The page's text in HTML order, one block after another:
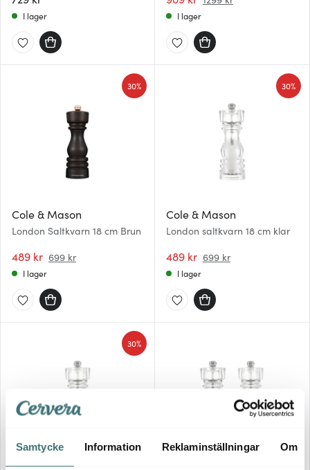
Samtycke Information Reklaminställningar Om
I lager I lager
Cole & Mason
London Saltkvarn 18 cm Brun
489 kr 699 kr
30%
I lager
Cole & Mason
London saltkvarn 18 cm klar
489 kr 699 kr
30%
I lager
30%